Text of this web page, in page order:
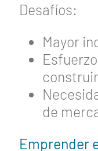
Desafíos:
Mayor
de
Emprender